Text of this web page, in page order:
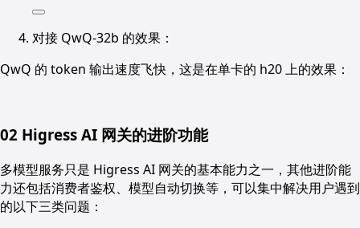
对接 QwQ-32b 的效果：
QwQ 的 token 输出速度飞快，这是在单卡的 h20 上的效果：
02 Higress AI 网关的进阶功能
多模型服务只是 Higress AI 网关的基本能力之一，其他进阶能
力还包括消费者鉴权、模型自动切换等，可以集中解决用户遇到
的以下三类问题：